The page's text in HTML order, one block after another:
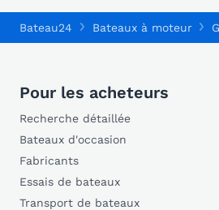
Bateau24 Bateaux à moteur
Pour les acheteurs
Recherche détaillée
Bateaux d'occasion
Fabricants
Essais de bateaux
Transport de bateaux